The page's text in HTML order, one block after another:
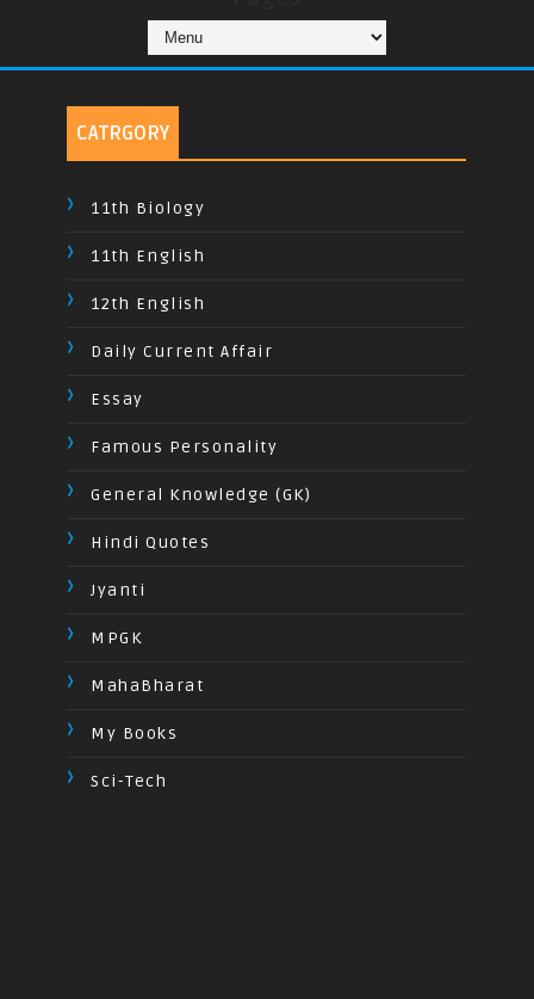
CATRGORY
11th Biology
11th English
12th English
Daily Current Affair
Essay
Famous Personality
General Knowledge (GK)
Hindi Quotes
Jyanti
MPGK
MahaBharat
My Books
Sci-Tech